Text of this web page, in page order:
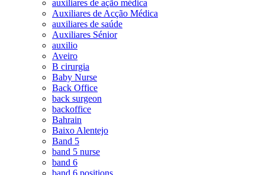
auxiliares de ação médica
Auxiliares de Acção Médica
auxiliares de saúde
Auxiliares Sénior
auxilio
Aveiro
B cirurgia
Baby Nurse
Back Office
back surgeon
backoffice
Bahrain
Baixo Alentejo
Band 5
band 5 nurse
band 6
band 6 positions